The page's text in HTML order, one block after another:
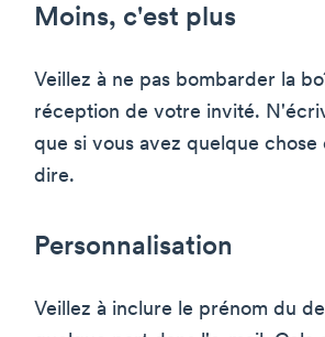
Moins, c'est plus
Veillez à ne pas bombarder la
réception de votre invité.
que si vous avez quelque
dire.
Personnalisation
Veillez à inclure le prénom du